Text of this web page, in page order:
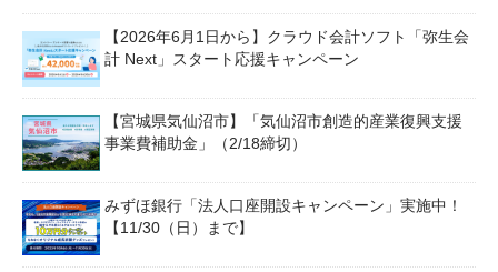
【2026年6月1日から】クラウド会計ソフト「弥生会
計 Next」スタート応援キャンペーン
【宮城県気仙沼市】「気仙沼市創造的産業復興支援
事業費補助金」（2/18締切）
みずほ銀行「法人口座開設キャンペーン」実施中！
【11/30（日）まで】